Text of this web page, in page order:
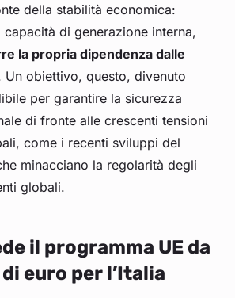
della stabilità economica:
capacità di generazione interna,
la propria dipendenza dalle
Un obiettivo, questo, divenuto
per garantire la sicurezza
di fronte alle crescenti tensioni
come i recenti sviluppi del
minacciano la regolarità degli
globali.
il programma UE da
euro per l’Italia